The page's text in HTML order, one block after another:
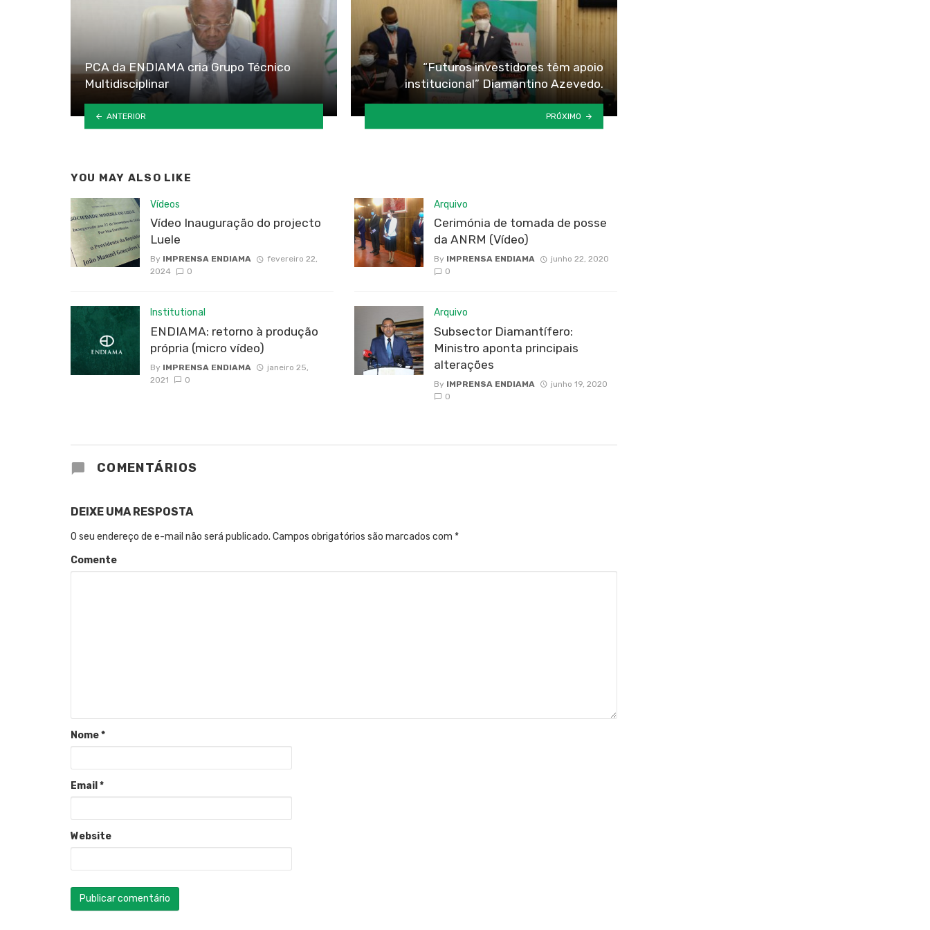
PCA da ENDIAMA cria Grupo Técnico
Multidisciplinar
ANTERIOR
“Futuros investidores têm apoio
institucional” Diamantino Azevedo.
PRÓXIMO
YOU MAY ALSO LIKE
Vídeos
Vídeo Inauguração do projecto
Luele
By IMPRENSA ENDIAMA
fevereiro 22,
2024
0
Institutional
ENDIAMA: retorno à produção
própria (micro vídeo)
By IMPRENSA ENDIAMA
janeiro 25,
2021
0
Arquivo
Cerimónia de tomada de posse
da ANRM (Vídeo)
By IMPRENSA ENDIAMA
junho 22, 2020
0
Arquivo
Subsector Diamantífero:
Ministro aponta principais
alterações
By IMPRENSA ENDIAMA
junho 19, 2020
0
COMENTÁRIOS
DEIXE UMA RESPOSTA
O seu endereço de e-mail não será publicado. Campos obrigatórios são marcados com *
Comente
Nome*
Email *
Website